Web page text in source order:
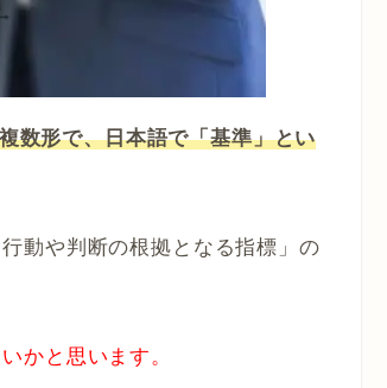
形で、日本語で「基準」とい
動や判断の根拠となる指標」の
かと思います。